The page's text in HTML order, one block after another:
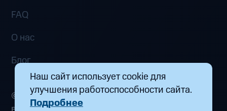
Наш сайт использует cookie для
улучшения работоспособности сайта.
Подробнее
FAQ
О нас
Блог
© 2026 ООО «Маркетплейс распределенных